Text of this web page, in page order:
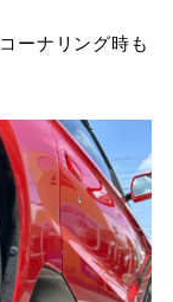
ーナリング時も